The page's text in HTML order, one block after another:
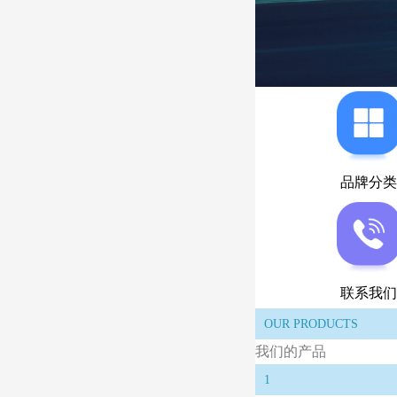
品牌分类
联系我们
OUR PRODUCTS
我们的产品
1